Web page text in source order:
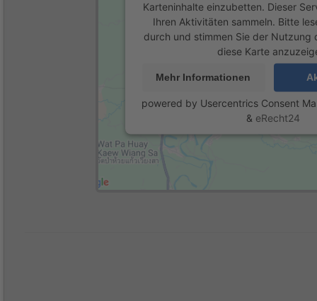
Karteninhalte einzubetten. Dieser
Ihren Aktivitäten sammeln. Bitte
durch und stimmen Sie der Nutzung
diese Karte
Mehr Informationen
powered by Usercentrics Consent
& eRecht24